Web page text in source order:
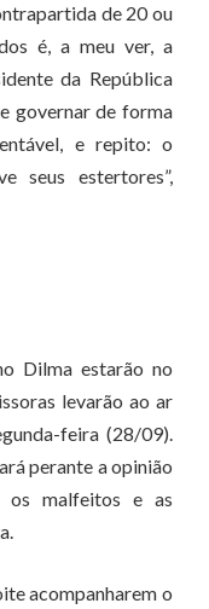
de 20 ou
é, a meu ver, a
da República
governar de forma
e repito: o
seus estertores”,
Dilma estarão no
levarão ao ar
feira (28/09).
perante a opinião
os malfeitos e as
acompanharem o